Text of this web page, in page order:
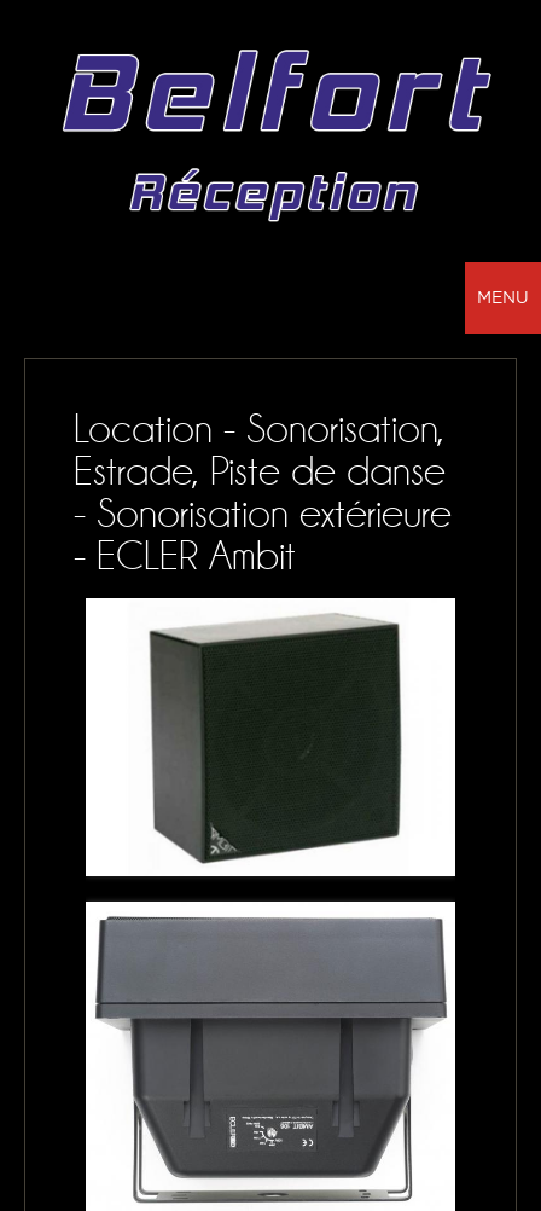
MENU
BELFORT RÉCEPTION - VOTRE PARTENAIRE
SONORISATION, VAISSELLE ET NAPPAGE
NOS RÉALISATIONS
CONTACTS
MON PANIER
Location - Sonorisation,
Estrade, Piste de danse
- Sonorisation extérieure
- ECLER Ambit